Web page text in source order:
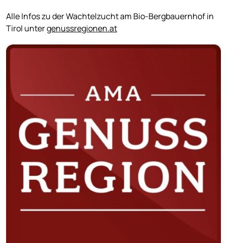
Alle Infos zu der Wachtelzucht am Bio-Bergbauernhof in
Tirol untergenussregionen.at